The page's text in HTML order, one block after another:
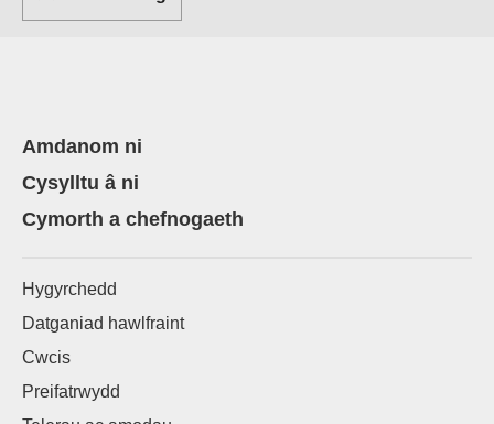
Amdanom ni
Cysylltu â ni
Cymorth a chefnogaeth
Hygyrchedd
Datganiad hawlfraint
Cwcis
Preifatrwydd